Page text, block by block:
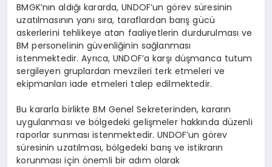
BMGK’nın aldığı kararda, UNDOF’un görev süresinin
uzatılmasının yanı sıra, taraflardan barış gücü
askerlerini tehlikeye atan faaliyetlerin durdurulması ve
BM personelinin güvenliğinin sağlanması
istenmektedir. Ayrıca, UNDOF’a karşı düşmanca tutum
sergileyen gruplardan mevzileri terk etmeleri ve
ekipmanları iade etmeleri talep edilmektedir.
Bu kararla birlikte BM Genel Sekreterinden, kararın
uygulanması ve bölgedeki gelişmeler hakkında düzenli
raporlar sunması istenmektedir. UNDOF’un görev
süresinin uzatılması, bölgedeki barış ve istikrarın
korunması için önemli bir adım olarak